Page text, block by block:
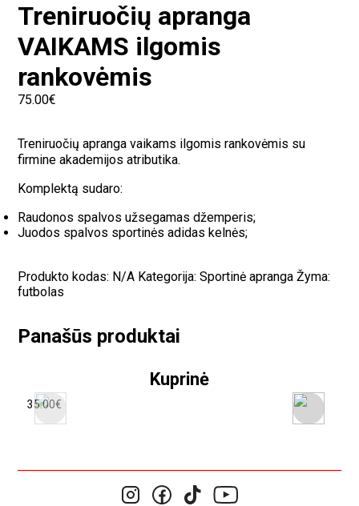
Treniruočių apranga
VAIKAMS ilgomis
rankovėmis
75.00€
Treniruočių apranga vaikams ilgomis rankovėmis su
firmine akademijos atributika.
Komplektą sudaro:
Raudonos spalvos užsegamas džemperis;
Juodos spalvos sportinės adidas kelnės;
Produkto kodas: N/A Kategorija: Sportinė apranga Žyma:
futbolas
Panašūs produktai
Kuprinė
35.00€